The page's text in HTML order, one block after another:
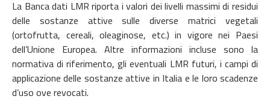
La Banca dati LMR riporta i valori dei livelli massimi di residui
delle sostanze attive sulle diverse matrici vegetali
(ortofrutta, cereali, oleaginose, etc.) in vigore nei Paesi
dell’Unione Europea. Altre informazioni incluse sono la
normativa di riferimento, gli eventuali LMR futuri, i campi di
applicazione delle sostanze attive in Italia e le loro scadenze
d’uso ove revocati.